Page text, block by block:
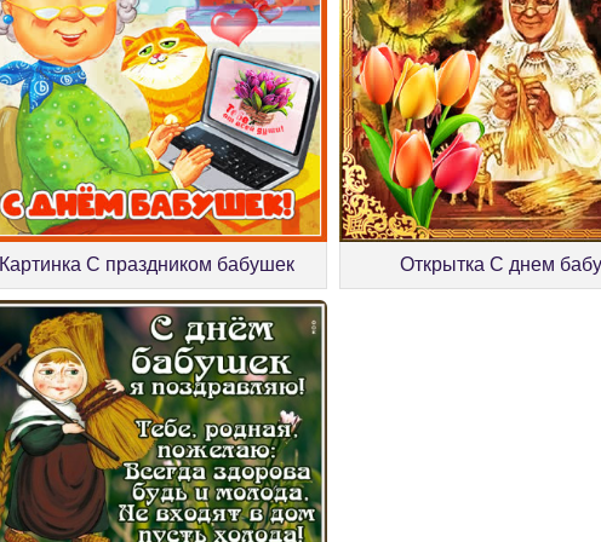
Картинка С праздником бабушек Открытка С днем